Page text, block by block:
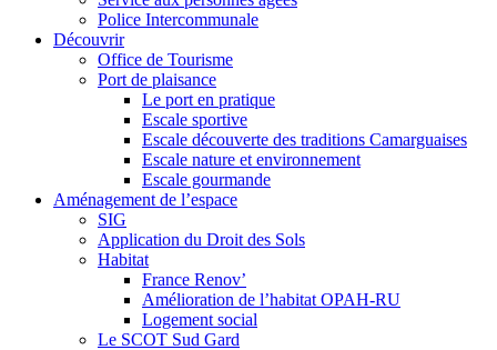
Police Intercommunale
Découvrir
Office de Tourisme
Port de plaisance
Le port en pratique
Escale sportive
Escale découverte des traditions Camarguaises
Escale nature et environnement
Escale gourmande
Aménagement de l’espace
SIG
Application du Droit des Sols
Habitat
France Renov’
Amélioration de l’habitat OPAH-RU
Logement social
Le SCOT Sud Gard